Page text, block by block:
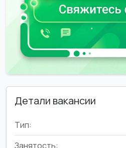
Детали вакансии
Тип:
Занятость: